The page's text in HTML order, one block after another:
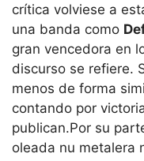
crítica volviese a
una banda como
gran vencedora en
discurso se refiere.
menos de forma
contando por
publican.Por su
oleada nu metalera